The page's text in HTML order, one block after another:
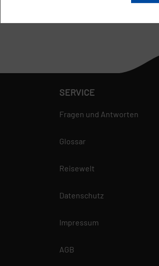
SERVICE
Fragen und Antworten
Glossar
Reisewelt
Datenschutz
Impressum
AGB